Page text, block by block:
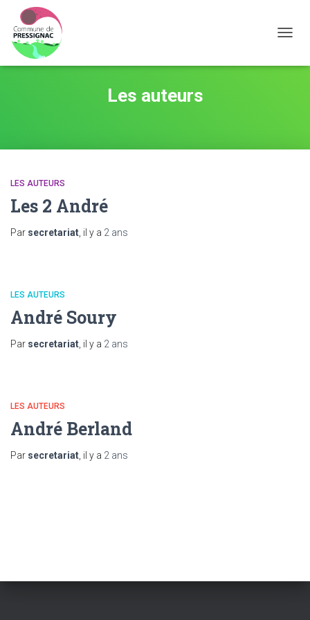
Les auteurs
LES AUTEURS
Les 2 André
Par secretariat , il y a 2 ans
LES AUTEURS
André Soury
Par secretariat , il y a 2 ans
LES AUTEURS
André Berland
Par secretariat , il y a 2 ans